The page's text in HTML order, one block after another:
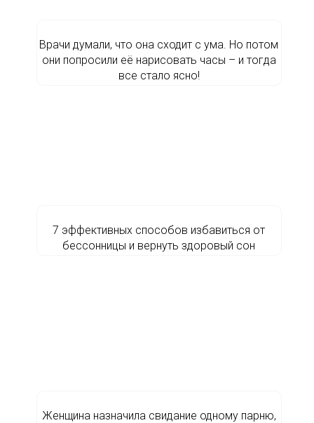
Врачи думали, что она сходит с ума. Но потом
они попросили её нарисовать часы – и тогда
все стало ясно!
7 эффективных способов избавиться от
бессонницы и вернуть здоровый сон
Женщина назначила свидание одному парню,